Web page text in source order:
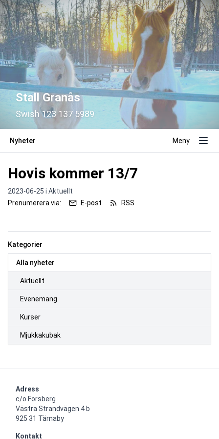
Stall Granås
Swish 123 137 5989
Nyheter Meny
Kategorier
Alla nyheter
Aktuellt
Evenemang
Kurser
Mjukkakubak
Hovis kommer 13/7
2023-06-25 i Aktuellt
Prenumerera via:
E-post RSS
Adress
c/o Forsberg
Västra Strandvägen 4 b
925 31 Tärnaby
Kontakt